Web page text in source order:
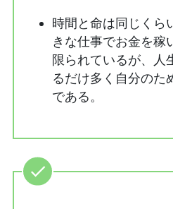
時間と命は同じくら
きな仕事でお金を稼
限られているが、人
るだけ多く自分のた
である。